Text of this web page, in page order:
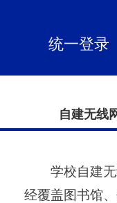
统一登录
自建无线
学校自建无
经覆盖图书馆